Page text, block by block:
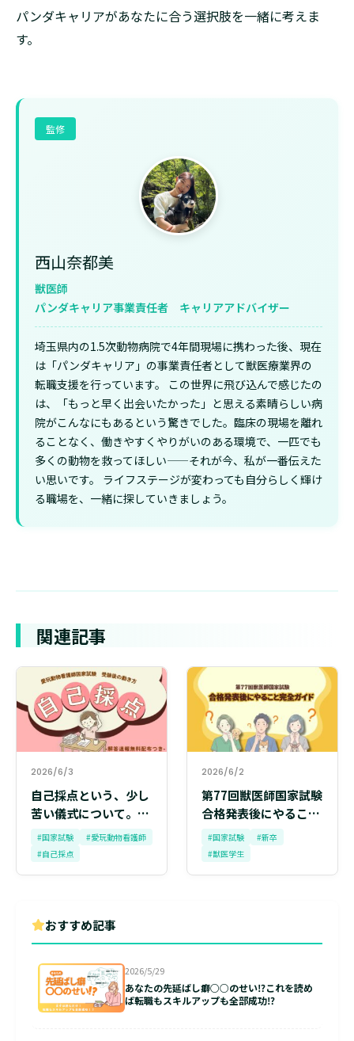
パンダキャリアがあなたに合う選択肢を一緒に考えま
す。
監修
西山奈都美
獣医師
パンダキャリア事業責任者 キャリアアドバイザー
埼玉県内の1.5次動物病院で4年間現場に携わった後、現在
は「パンダキャリア」の事業責任者として獣医療業界の
転職支援を行っています。 この世界に飛び込んで感じたの
は、「もっと早く出会いたかった」と思える素晴らしい病
院がこんなにもあるという驚きでした。臨床の現場を離れ
ることなく、働きやすくやりがいのある環境で、一匹でも
多くの動物を救ってほしい——それが今、私が一番伝えた
い思いです。 ライフステージが変わっても自分らしく輝け
る職場を、一緒に探していきましょう。
関連記事
2026/6/3
自己採点という、少し
苦い儀式について。愛
玩動物看護師国家試験
受験後の動き方
#国家試験
#愛玩動物看護師
#自己採点
2026/6/2
第77回獣医師国家試験
合格発表後にやること
完全ガイド〜 合格の喜
びを、最高のスタート
へつなげるために 〜
#国家試験
#新卒
#獣医学生
おすすめ記事
2026/5/29
あなたの先延ばし癖○○のせい⁉これを読め
ば転職もスキルアップも全部成功⁉